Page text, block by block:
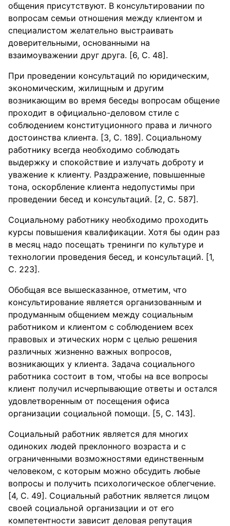
общения присутствуют. В консультировании по
вопросам семьи отношения между клиентом и
специалистом желательно выстраивать
доверительными, основанными на
взаимоуважении друг друга. [6, С. 48].
При проведении консультаций по юридическим,
экономическим, жилищным и другим
возникающим во время беседы вопросам общение
проходит в официально-деловом стиле с
соблюдением конституционного права и личного
достоинства клиента. [3, С. 189]. Социальному
работнику всегда необходимо соблюдать
выдержку и спокойствие и излучать доброту и
уважение к клиенту. Раздражение, повышенные
тона, оскорбление клиента недопустимы при
проведении бесед и консультаций. [2, С. 587].
Социальному работнику необходимо проходить
курсы повышения квалификации. Хотя бы один раз
в месяц надо посещать тренинги по культуре и
технологии проведения бесед, и консультаций. [1,
С. 223].
Обобщая все вышесказанное, отметим, что
консультирование является организованным и
продуманным общением между социальным
работником и клиентом с соблюдением всех
правовых и этических норм с целью решения
различных жизненно важных вопросов,
возникающих у клиента. Задача социального
работника состоит в том, чтобы на все вопросы
клиент получил исчерпывающие ответы и остался
удовлетворенным от посещения офиса
организации социальной помощи. [5, С. 143].
Социальный работник является для многих
одиноких людей преклонного возраста и с
ограниченными возможностями единственным
человеком, с которым можно обсудить любые
вопросы и получить психологическое облегчение.
[4, С. 49]. Социальный работник является лицом
своей социальной организации и от его
компетентности зависит деловая репутация